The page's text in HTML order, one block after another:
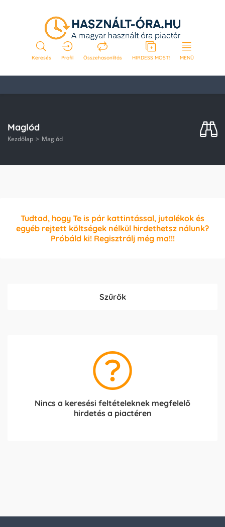
Keresés Profil Összehasonlítás HIRDESS MOST! MENÜ
Maglód
Kezdőlap Maglód
Tudtad, hogy Te is pár kattintással, jutalékok és
egyéb rejtett költségek nélkül hirdethetsz nálunk?
Próbáld ki! Regisztrálj még ma!!!
Szűrők
Nincs a keresési feltételeknek megfelelő
hirdetés a piactéren